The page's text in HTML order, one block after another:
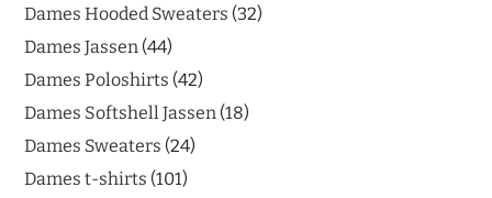
Dames Hooded Sweaters 32
Dames Jassen 44
Dames Poloshirts 42
Dames Softshell Jassen 18
Dames Sweaters 24
Dames t-shirts 101